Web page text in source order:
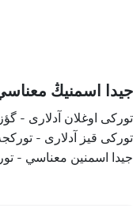
جیدا اسمنيڭ
تورکی اوغلان آدلاری -
تورکی قیز آدلاری -
جیدا اسمنين معناسي -